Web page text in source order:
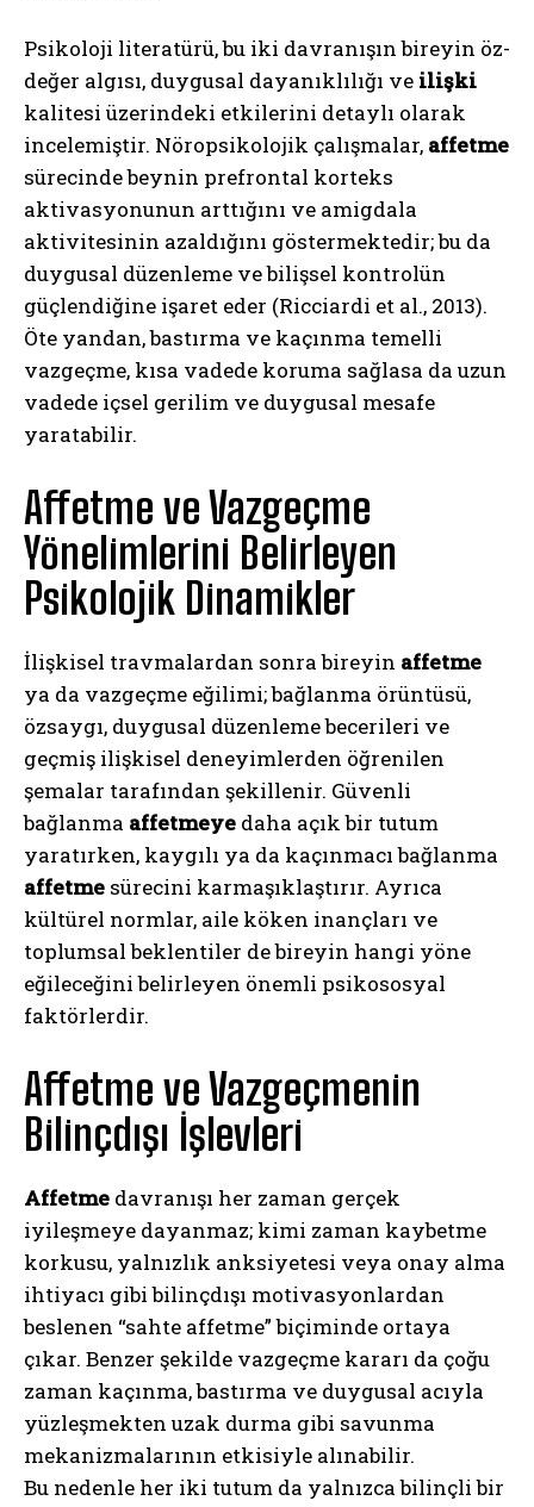
Psikoloji literatürü, bu iki davranışın bireyin öz-
değer algısı, duygusal dayanıklılığı ve ilişki
kalitesi üzerindeki etkilerini detaylı olarak
incelemiştir. Nöropsikolojik çalışmalar, affetme
sürecinde beynin prefrontal korteks
aktivasyonunun arttığını ve amigdala
aktivitesinin azaldığını göstermektedir; bu da
duygusal düzenleme ve bilişsel kontrolün
güçlendiğine işaret eder (Ricciardi et al., 2013).
Öte yandan, bastırma ve kaçınma temelli
vazgeçme, kısa vadede koruma sağlasa da uzun
vadede içsel gerilim ve duygusal mesafe
yaratabilir.
Affetme ve Vazgeçme
Yönelimlerini Belirleyen
Psikolojik Dinamikler
İlişkisel travmalardan sonra bireyin affetme
ya da vazgeçme eğilimi; bağlanma örüntüsü,
özsaygı, duygusal düzenleme becerileri ve
geçmiş ilişkisel deneyimlerden öğrenilen
şemalar tarafından şekillenir. Güvenli
bağlanma affetmeye daha açık bir tutum
yaratırken, kaygılı ya da kaçınmacı bağlanma
affetme sürecini karmaşıklaştırır. Ayrıca
kültürel normlar, aile köken inançları ve
toplumsal beklentiler de bireyin hangi yöne
eğileceğini belirleyen önemli psikososyal
faktörlerdir.
Affetme ve Vazgeçmenin
Bilinçdışı İşlevleri
Affetme davranışı her zaman gerçek
iyileşmeye dayanmaz; kimi zaman kaybetme
korkusu, yalnızlık anksiyetesi veya onay alma
ihtiyacı gibi bilinçdışı motivasyonlardan
beslenen “sahte affetme” biçiminde ortaya
çıkar. Benzer şekilde vazgeçme kararı da çoğu
zaman kaçınma, bastırma ve duygusal acıyla
yüzleşmekten uzak durma gibi savunma
mekanizmalarının etkisiyle alınabilir.
Bu nedenle her iki tutum da yalnızca bilinçli bir